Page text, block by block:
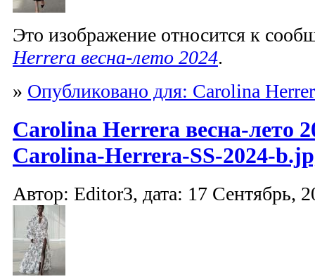
Это изображение относится к
Herrera весна-лето 2024.
» Опубликовано для: Carolina
Carolina Herrera весна-лето
Carolina-Herrera-SS-2024-
Автор: Editor3, дата: 17 Сентябрь,